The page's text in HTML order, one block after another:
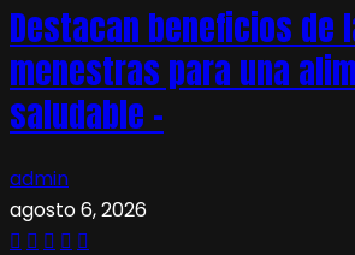
Destacan beneficios de
menestras para una
saludable –
admin
agosto 6, 2026